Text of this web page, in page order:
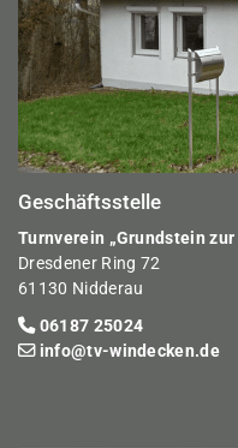
Geschäftsstelle
Turnverein „Grundstein
Dresdener Ring 72
61130 Nidderau
06187 25024
info@tv-windecken.de